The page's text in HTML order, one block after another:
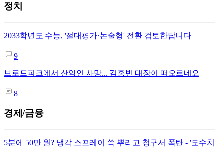
정치
2033학년도 수능, '절대평가·논술형' 전환 검토한답니다
9
브로드피크에서 산악인 사망... 김홍빈 대장이 떠오르네요
8
경제/금융
5분에 50만 원? 냉각 스프레이 쓱 뿌리고 청구서 폭탄 - '도수치